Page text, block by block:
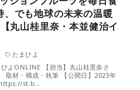
、でも地球の未来の温暖
丸山桂里奈・本並健治イ
たまひよ
ひよONLINE 【担当】丸山桂里奈さ
取材・構成・執筆 【公開日】2023年
st.b…